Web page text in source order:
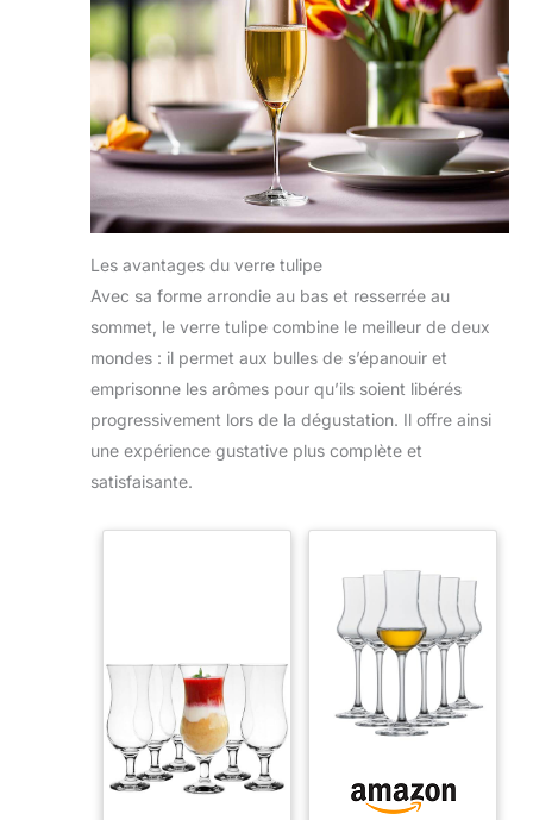
Les avantages du verre tulipe
Avec sa forme arrondie au bas et resserrée au
sommet, le verre tulipe combine le meilleur de deux
mondes : il permet aux bulles de s’épanouir et
emprisonne les arômes pour qu’ils soient libérés
progressivement lors de la dégustation. Il offre ainsi
une expérience gustative plus complète et
satisfaisante.